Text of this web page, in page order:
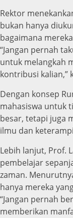
Rektor
bukan hanya
bagaimana
“Jangan pernah
untuk melangkah
kontribusi kalian,”
Dengan konsep
mahasiswa untuk
besar, tetapi juga
ilmu dan
Lebih lanjut, Prof.
pembelajar
zaman.
hanya mereka
“Jangan pernah
memberikan